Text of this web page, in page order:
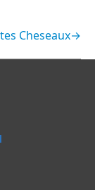
Cheseaux→